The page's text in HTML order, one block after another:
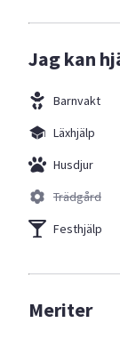
Jag kan
Barnvakt
Läxhjälp
Husdjur
Trädgård
Festhjälp
Meriter